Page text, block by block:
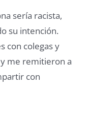
sería racista,
su intención.
con colegas y
me remitieron a
con